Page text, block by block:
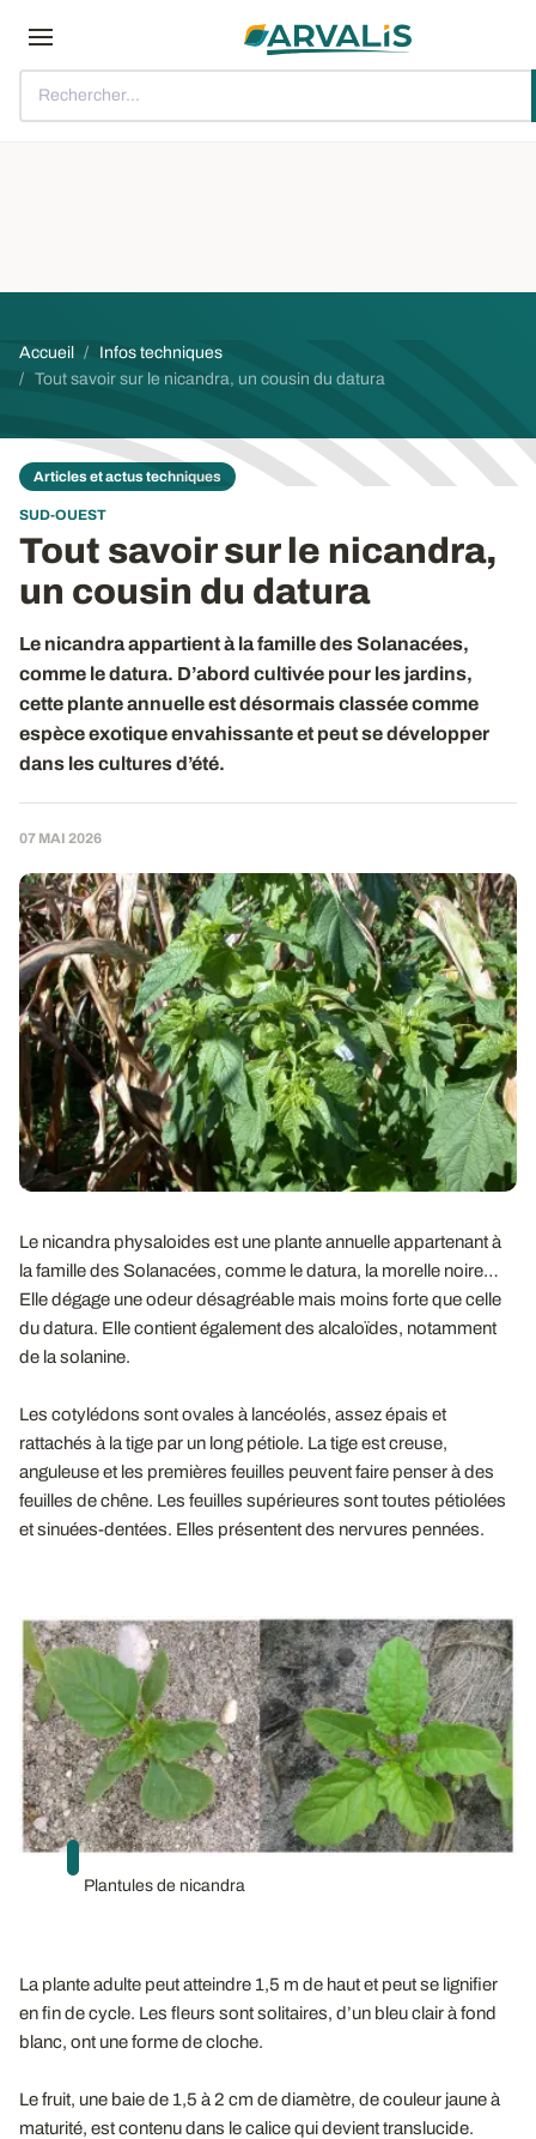
Rechercher...
Fil d'Ariane
Accueil
Infos techniques
Tout savoir sur le nicandra, un cousin du datura
Articles et actus techniques
SUD-OUEST
Tout savoir sur le nicandra,
un cousin du datura
Le nicandra appartient à la famille des Solanacées,
comme le datura. D’abord cultivée pour les jardins,
cette plante annuelle est désormais classée comme
espèce exotique envahissante et peut se développer
dans les cultures d’été.
07 MAI 2026
Le nicandra physaloides est une plante annuelle appartenant à
la famille des Solanacées, comme le datura, la morelle noire…
Elle dégage une odeur désagréable mais moins forte que celle
du datura. Elle contient également des alcaloïdes, notamment
de la solanine.
Les cotylédons sont ovales à lancéolés, assez épais et
rattachés à la tige par un long pétiole. La tige est creuse,
anguleuse et les premières feuilles peuvent faire penser à des
feuilles de chêne. Les feuilles supérieures sont toutes pétiolées
et sinuées-dentées. Elles présentent des nervures pennées.
Plantules de nicandra
La plante adulte peut atteindre 1,5 m de haut et peut se lignifier
en fin de cycle. Les fleurs sont solitaires, d’un bleu clair à fond
blanc, ont une forme de cloche.
Le fruit, une baie de 1,5 à 2 cm de diamètre, de couleur jaune à
maturité, est contenu dans le calice qui devient translucide.